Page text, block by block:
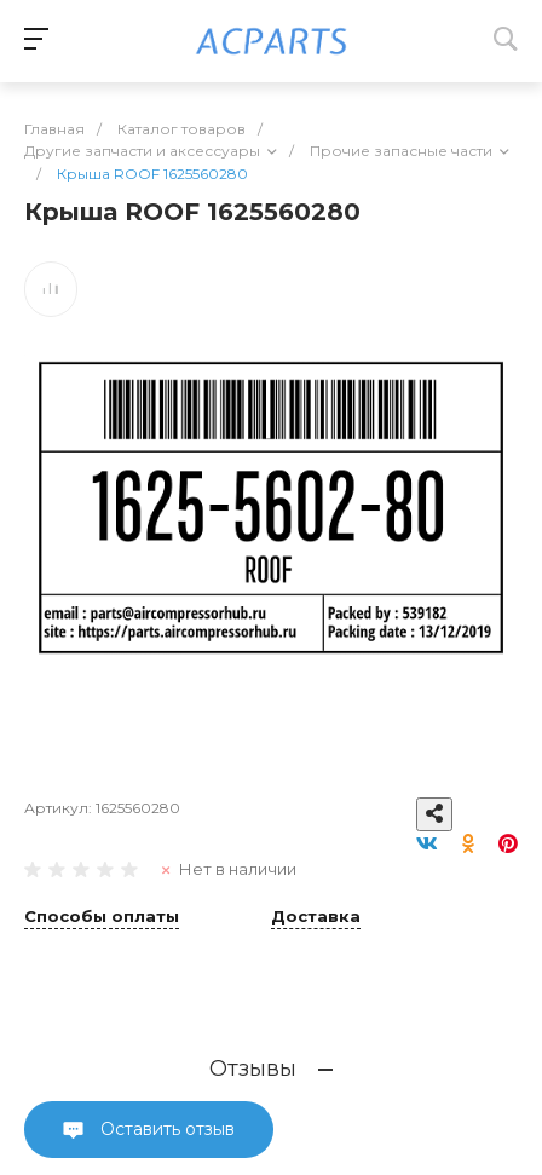
Главная / Каталог товаров
/
Другие запчасти и аксессуары
/
Прочие запасные части
/
Крыша ROOF 1625560280
Крыша ROOF 1625560280
Артикул: 1625560280
Нет в наличии
Способы оплаты Доставка
Отзывы
Оставить отзыв